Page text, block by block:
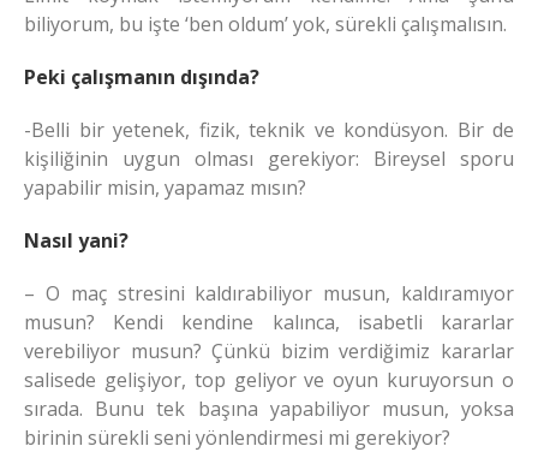
biliyorum, bu işte ‘ben oldum’ yok, sürekli çalışmalısın.
Peki çalışmanın dışında?
-Belli bir yetenek, fizik, teknik ve kondüsyon. Bir de
kişiliğinin uygun olması gerekiyor: Bireysel sporu
yapabilir misin, yapamaz mısın?
Nasıl yani?
– O maç stresini kaldırabiliyor musun, kaldıramıyor
musun? Kendi kendine kalınca, isabetli kararlar
verebiliyor musun? Çünkü bizim verdiğimiz kararlar
salisede gelişiyor, top geliyor ve oyun kuruyorsun o
sırada. Bunu tek başına yapabiliyor musun, yoksa
birinin sürekli seni yönlendirmesi mi gerekiyor?